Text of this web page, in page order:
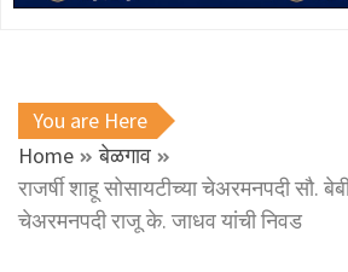
You are Here
Home
बेळगाव
राजर्षी शाहू सोसायटीच्या चेअरमनपदी सौ.
चेअरमनपदी राजू के. जाधव यांची निवड